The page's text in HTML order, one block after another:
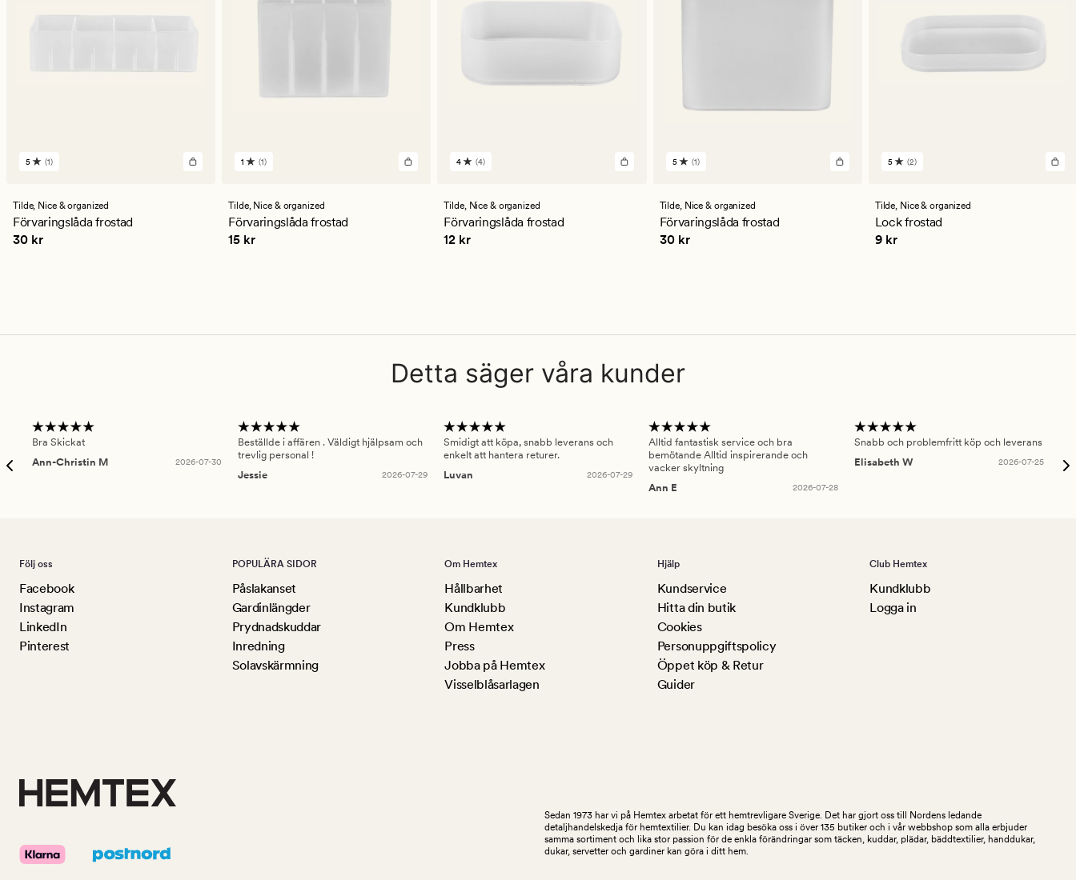
1
ett
genomsnittligt
betyg
på
5 (1)
Tilde, Nice & organized
Förvaringslåda frostad
Pris 30 kr
30 kr
1
ett
genomsnittligt
betyg
på
1 (1)
Tilde, Nice & organized
Förvaringslåda frostad
Pris 15 kr
15 kr
4
ett
genomsnittligt
betyg
på
4 (4)
Tilde, Nice & organized
Förvaringslåda frostad
Pris 12 kr
12 kr
1
ett
genomsnittligt
betyg
på
5 (1)
Tilde, Nice & organized
Förvaringslåda frostad
Pris 30 kr
30 kr
2
ett
genomsnittligt
betyg
på
5 (2)
Tilde, Nice & organized
Lock frostad
Pris
9 kr
Detta säger våra kunder
Bra Skickat
Ann-Christin M
2026-07-30
Beställde i affären . Väldigt hjälpsam och
trevlig personal !
Jessie
2026-07-29
Smidigt att köpa, snabb leverans och
enkelt att hantera returer.
Luvan
2026-07-29
Alltid fantastisk service och bra
bemötande Alltid inspirerande och
vacker skyltning
Ann E
2026-07-28
Snabb och problemfritt köp och leverans
Elisabeth W
2026-07-25
Följ oss
Facebook
Instagram
LinkedIn
Pinterest
POPULÄRA SIDOR
Påslakanset
Gardinlängder
Prydnadskuddar
Inredning
Solavskärmning
Om Hemtex
Hållbarhet
Kundklubb
Om Hemtex
Press
Jobba på Hemtex
Visselblåsarlagen
Hjälp
Kundservice
Hitta din butik
Cookies
Personuppgiftspolicy
Öppet köp & Retur
Guider
Club Hemtex
Kundklubb
Logga in
Sedan 1973 har vi på Hemtex arbetat för ett hemtrevligare Sverige. Det har gjort oss till Nordens ledande
detaljhandelskedja för hemtextilier. Du kan idag besöka oss i över 135 butiker och i vår webbshop som alla erbjuder
samma sortiment och lika stor passion för de enkla förändringar som täcken, kuddar, plädar, bäddtextilier, handdukar,
dukar, servetter och gardiner kan göra i ditt hem.